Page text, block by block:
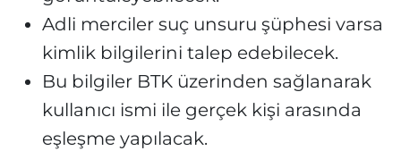
Adli merciler suç unsuru şüphesi varsa
kimlik bilgilerini talep edebilecek.
Bu bilgiler BTK üzerinden sağlanarak
kullanıcı ismi ile gerçek kişi arasında
eşleşme yapılacak.